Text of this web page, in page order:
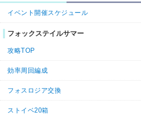
イベント開催スケジュール
フォックステイルサマー
攻略TOP
効率周回編成
フォスロジア交換
ストイベ20箱